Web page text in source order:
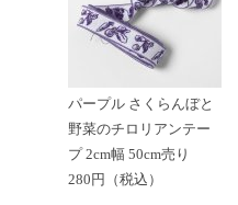
パープル さくらんぼと
野菜のチロリアンテー
プ 2cm幅 50cm売り
280円（税込）